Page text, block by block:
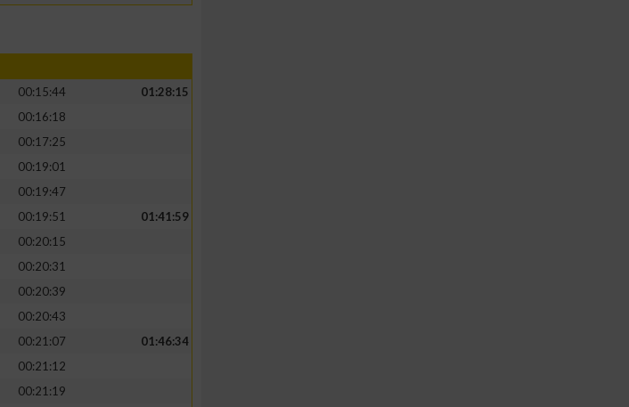
00:15:44
01:28:15
00:16:18
00:17:25
00:19:01
00:19:47
00:19:51
01:41:59
00:20:15
00:20:31
00:20:39
00:20:43
00:21:07
01:46:34
00:21:12
00:21:19